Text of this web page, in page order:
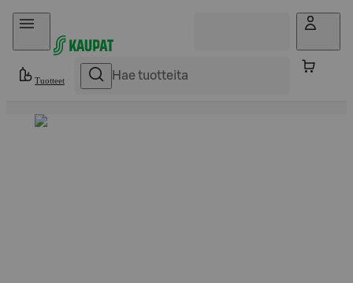
Hyppää sisältöön
Tuotteet